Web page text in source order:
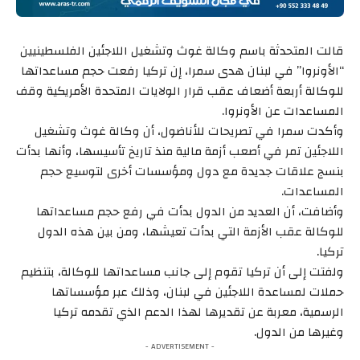
قالت المتحدثة باسم وكالة غوث وتشغيل اللاجئين الفلسطينيين
“الأونروا” في لبنان هدى سمرا، إن تركيا رفعت حجم مساعداتها
للوكالة أربعة أضعاف عقب قرار الولايات المتحدة الأمريكية وقف
المساعدات عن الأونروا.
وأكدت سمرا في تصريحات للأناضول، أن وكالة غوث وتشغيل
اللاجئين تمر في أصعب أزمة مالية منذ تاريخ تأسيسها، وأنها بدأت
بنسج علاقات جديدة مع دول ومؤسسات أخرى لتوسيع حجم
المساعدات.
وأضافت، أن العديد من الدول بدأت في رفع حجم مساعداتها
للوكالة عقب الأزمة التي بدأت تعيشها، ومن بين هذه الدول
تركيا.
ولفتت إلى أن تركيا تقوم إلى جانب مساعداتها للوكالة، بتنظيم
حملات لمساعدة اللاجئين في لبنان، وذلك عبر مؤسساتها
الرسمية، معربة عن تقديرها لهذا الدعم الذي تقدمه تركيا
وغيرها من الدول.
- ADVERTISEMENT -